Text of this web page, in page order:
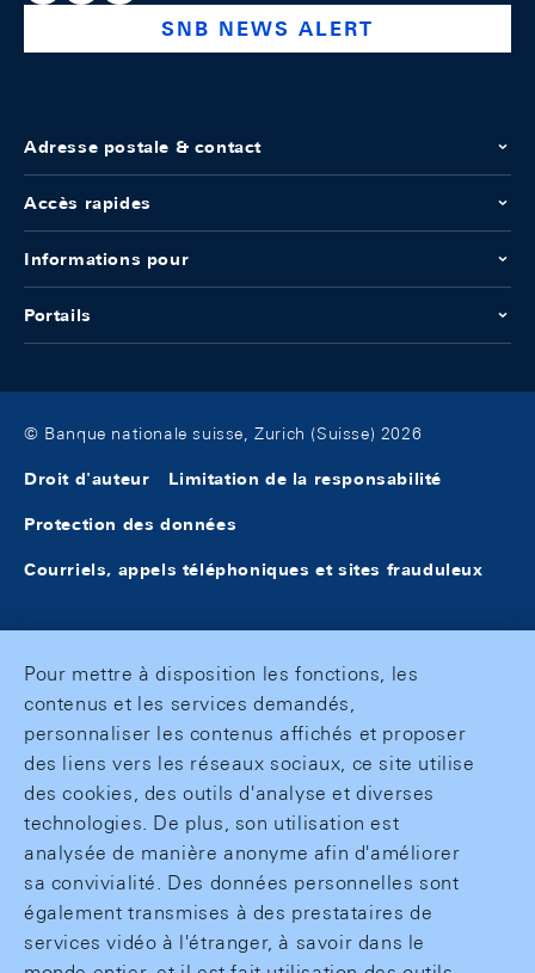
SNB NEWS ALERT
Adresse postale & contact
Accès rapides
Informations pour
Portails
© Banque nationale suisse, Zurich (Suisse) 2026
Droit d'auteur Limitation de la responsabilité
Protection des données
Courriels, appels téléphoniques et sites frauduleux
Pour mettre à disposition les fonctions, les
contenus et les services demandés,
personnaliser les contenus affichés et proposer
des liens vers les réseaux sociaux, ce site utilise
des cookies, des outils d'analyse et diverses
technologies. De plus, son utilisation est
analysée de manière anonyme afin d'améliorer
sa convivialité. Des données personnelles sont
également transmises à des prestataires de
services vidéo à l'étranger, à savoir dans le